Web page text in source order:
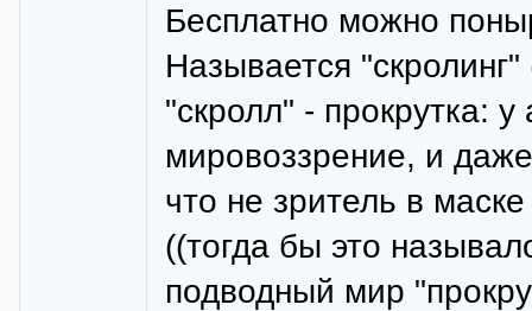
Бесплатно можно
Называется
"скролл" - прокрутка:
мировоззрение, и
что не зритель в
((тогда бы это
подводный мир